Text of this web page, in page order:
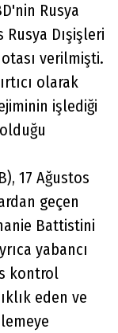
Rusya
Dışişleri
verilmişti.
olarak
işlediği
17 Ağustos
geçen
Battistini
yabancı
kontrol
eden ve